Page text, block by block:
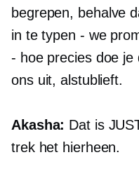
begrepen, behalve
in te typen - we
- hoe precies doe
ons uit, alstublieft.
Akasha: Dat is
trek het hierheen.